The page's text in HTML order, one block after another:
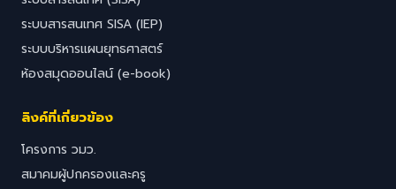
ระบบสารสนเทศ SISA (IEP)
ระบบบริหารแผนยุทธศาสตร์
ห้องสมุดออนไลน์ (e-book)
ลิงค์ที่เกี่ยวข้อง
โครงการ วมว.
สมาคมผู้ปกครองและครู